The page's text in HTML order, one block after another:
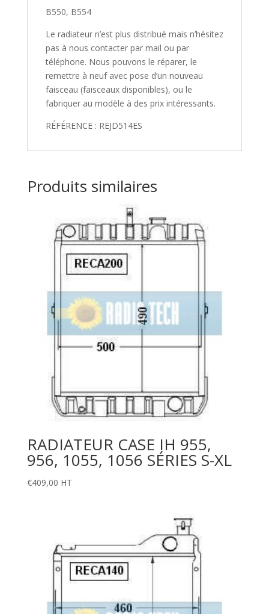
B550, B554
Le radiateur n’est plus distribué mais n’hésitez
pas à nous contacter par mail ou par
téléphone. Nous pouvons le réparer, le
remettre à neuf avec pose d’un nouveau
faisceau (faisceaux disponibles), ou le
fabriquer au modèle à des prix intéressants.
RÉFÉRENCE : REJD514ES
Produits similaires
RADIATEUR CASE IH 955,
956, 1055, 1056 SÉRIES S-XL
€409,00 HT